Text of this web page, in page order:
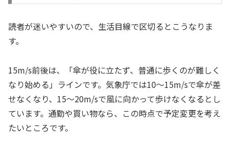
読者が迷いやすいので、生活目線で区切るとこうなりま
す。
15m/s前後は、「傘が役に立たず、普通に歩くのが難しく
なり始める」ラインです。気象庁では10〜15m/sで傘が差
せなくなり、15〜20m/sで風に向かって歩けなくなるとし
ています。通勤や買い物なら、この時点で予定変更を考え
たいところです。